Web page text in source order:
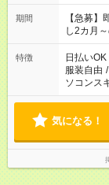
期間
【急募
し2カ月
特徴 日払いOK
服装自由 /
ソコンス
気になる！